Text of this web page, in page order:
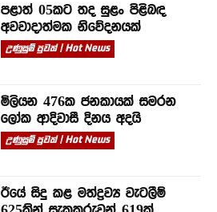
පළාත් 05කට තද සුළං පිළිබඳ
අවවාදාත්මක නිවේදනයක්
උණුසුම් පුවත් | Hot News
මිලියන 476ක ජනකායක් සමරන
ලෝක ආදිවාසී දිනය අදයි
උණුසුම් පුවත් | Hot News
ඊයේ සිදු කළ මත්ද්‍රව්‍ය වැටලීම්